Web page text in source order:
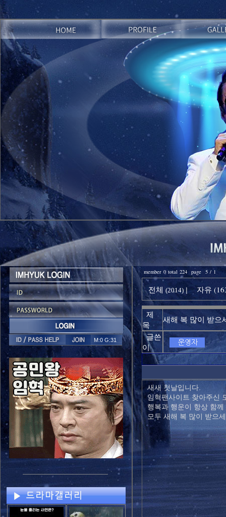
M:0 G:31
member 0 total 224 page 5 / 1
전체 (2014) | 자유
제
목
새해 복 많이 받으
글쓴
이
새새 첫날입니다.
임혁팬사이트 찾아주신
행복과 행운이 항상 함
모두 새해 복 많이 받으